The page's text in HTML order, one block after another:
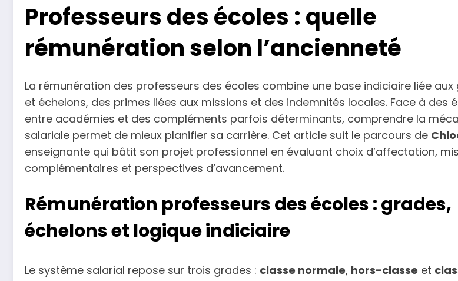
Professeurs des écoles : quelle
rémunération selon l’ancienneté
La rémunération des professeurs des écoles combine une base indiciaire liée aux
et échelons, des primes liées aux missions et des indemnités locales. Face à des
entre académies et des compléments parfois déterminants, comprendre la
salariale permet de mieux planifier sa carrière. Cet article suit le parcours de
enseignante qui bâtit son projet professionnel en évaluant choix d’affectation,
complémentaires et perspectives d’avancement.
Rémunération professeurs des écoles : grades,
échelons et logique indiciaire
Le système salarial repose sur trois grades : classe normale, hors-classe et